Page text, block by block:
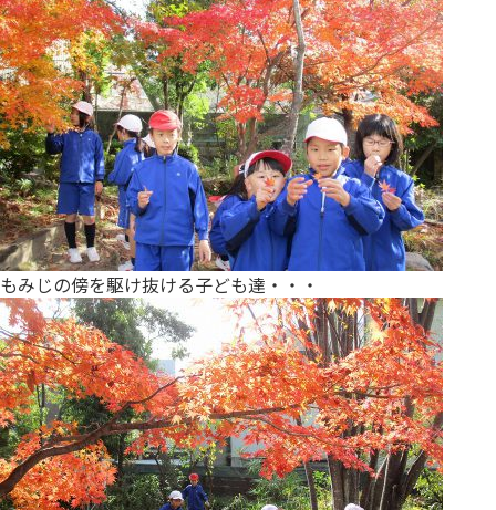
もみじの傍を駆け抜ける子ども達・・・